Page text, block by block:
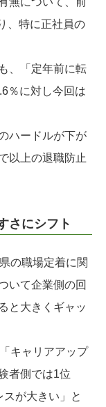
、特に正社員の
、「定年前に転
％に対し今回は
ハードルが下が
以上の退職防止
さにシフト
の職場定着に関
いて企業側の回
と大きくギャッ
キャリアアップ
者側では1位
スが大きい」と